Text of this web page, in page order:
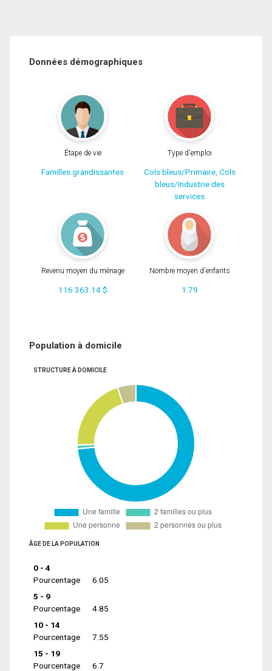
Données démographiques
Étape de vie
Familles grandissantes
Type d'emploi
Cols bleus/Primaire, Cols
bleus/Industrie des
services
Revenu moyen du ménage
116 363.14 $
Nombre moyen d'enfants
1.79
Population à domicile
STRUCTURE À DOMICILE
ÂGE DE LA POPULATION
0 - 4
Pourcentage
6.05
5 - 9
Pourcentage
4.85
10 - 14
Pourcentage
7.55
15 - 19
Pourcentage
6.7